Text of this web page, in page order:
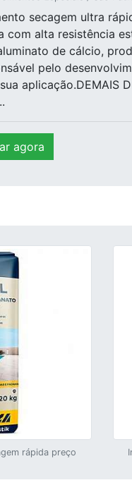
secagem ultra
com alta resistência
de cálcio,
pelo
aplicação.DEMAIS
agora
rápida preço